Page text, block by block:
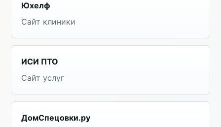
Юхелф
Сайт клиники
ИСИ ПТО
Сайт услуг
ДомСпецовки.ру